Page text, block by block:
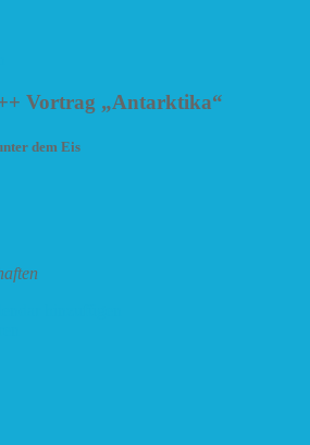
Vortrag „Antarktika“
dem Eis